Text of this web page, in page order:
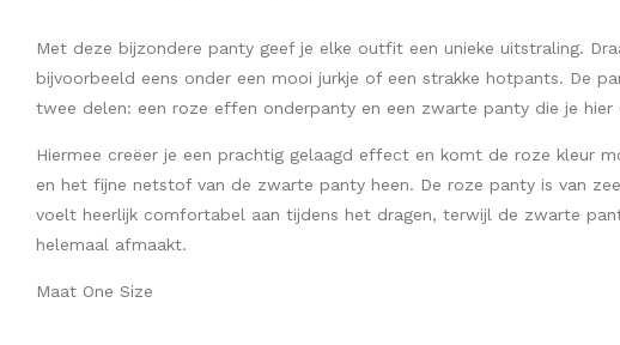
Met deze bijzondere panty geef je elke outfit een unieke uitstraling.
bijvoorbeeld eens onder een mooi jurkje of een strakke hotpants. De
twee delen: een roze effen onderpanty en een zwarte panty die je hier
Hiermee creëer je een prachtig gelaagd effect en komt de roze kleur
en het fijne netstof van de zwarte panty heen. De roze panty is van
voelt heerlijk comfortabel aan tijdens het dragen, terwijl de zwarte
helemaal afmaakt.
Maat One Size